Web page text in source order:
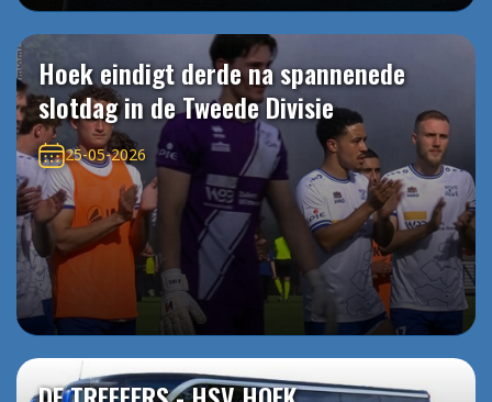
Hoek eindigt derde na spannenede
slotdag in de Tweede Divisie
25-05-2026